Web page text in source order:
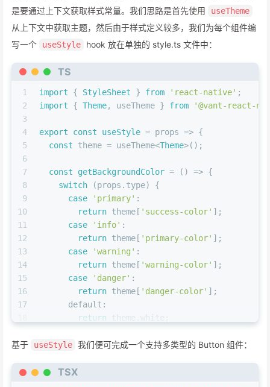
是要通过上下文获取样式常量。我们思路是首先使用
useTheme
从上下文中获取主题，然后由于样式定义较多，我们为每个组件编
写一个
useStyle hook 放在单独的 style.ts 文件中：
TS
1
2
3
4
5
6
7
8
9
10
11
12
13
14
15
16
17
20
22
import { StyleSheet } from 'react-native' ;
import { Theme, useTheme } from '@vant-react-
export const useStyle = props => {
const theme = useTheme<Theme>();
const getBackgroundColor = ( ) => {
switch (props. type) {
case
'primary' :
return theme[ 'success-color' ];
case
'info' :
return theme[ 'primary-color' ];
case
'warning' :
return theme[ 'warning-color' ];
case
'danger' :
return theme[ 'danger-color' ];
default :
return theme. white
  };
const
基于 useStyle 我们便可完成一个支持多类型的 Button 组件：
TSX